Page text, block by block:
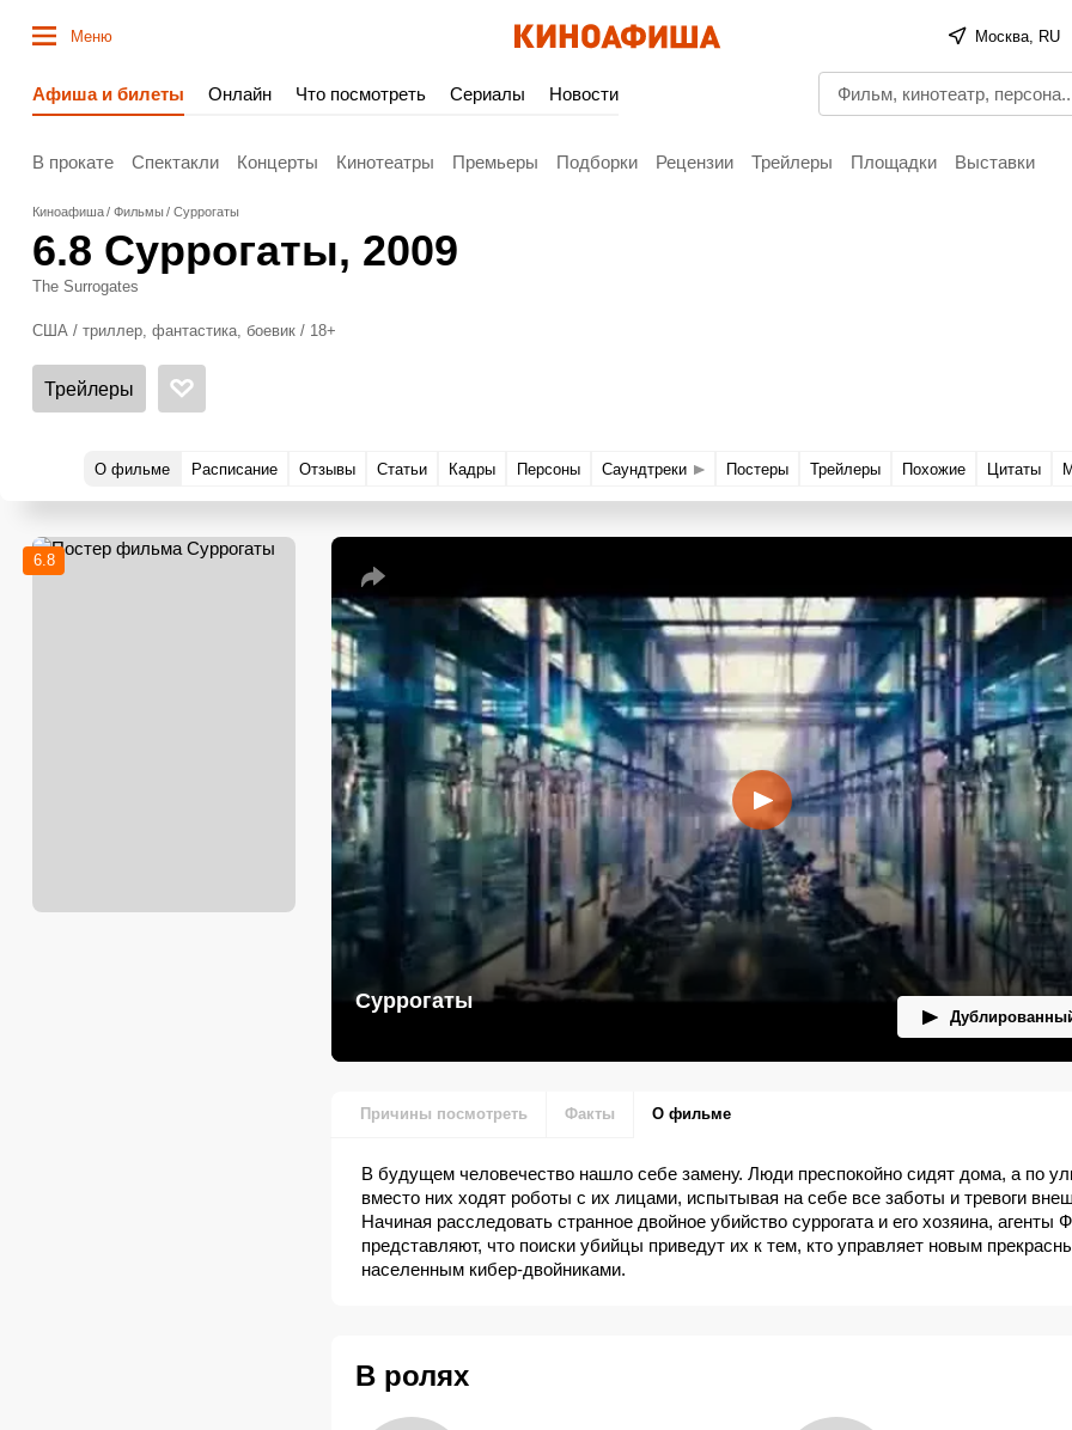
Меню Москва, RU
Афиша и билеты Онлайн Что посмотреть Сериалы Новости
В прокате Спектакли Концерты Кинотеатры Премьеры Подборки Рецензии Трейлеры Площадки Выставки
Киноафиша Фильмы Суррогаты
6.8 Суррогаты, 2009
The Surrogates
США / триллер, фантастика, боевик / 18+
Трейлеры
О фильме Расписание Отзывы Статьи Кадры Персоны Саундтреки Постеры Трейлеры Похожие Цитаты
6.8
Суррогаты
Причины посмотреть Факты О фильме
В будущем человечество нашло себе замену. Люди преспокойно сидят дома, а по
вместо них ходят роботы с их лицами, испытывая на себе все заботы и тревоги
Начиная расследовать странное двойное убийство суррогата и его хозяина, агенты
представляют, что поиски убийцы приведут их к тем, кто управляет новым
населенным кибер-двойниками.
В ролях